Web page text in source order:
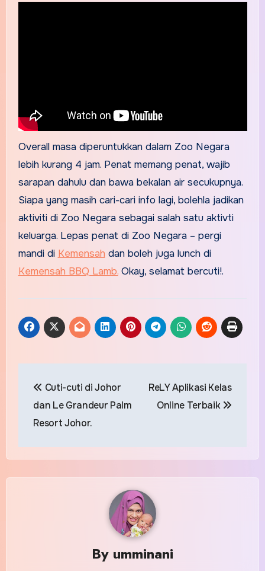
Overall masa diperuntukkan dalam Zoo Negara
lebih kurang 4 jam. Penat memang penat, wajib
sarapan dahulu dan bawa bekalan air secukupnya.
Siapa yang masih cari-cari info lagi, bolehla jadikan
aktiviti di Zoo Negara sebagai salah satu aktivti
keluarga. Lepas penat di Zoo Negara – pergi
mandi di Kemensah dan boleh juga lunch di
Kemensah BBQ Lamb.Okay, selamat bercuti!.
navigation
Cuti-cuti di Johor
dan Le Grandeur Palm
Resort Johor.
ReLY Aplikasi Kelas
Online Terbaik
By umminani